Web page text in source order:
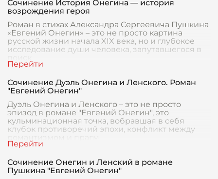
Сочинение История Онегина — история
возрождения героя
Роман в стихах Александра Сергеевича Пушкина
«Евгений Онегин» – это не просто картина
русской жизни начала XIX века, но и глубокое
исследование души человека, запутавшегося в
Сочинение Дуэль Онегина и Ленского. Роман
"Евгений Онегин"
Дуэль Онегина и Ленского – это не просто
эпизод в романе "Евгений Онегин", это
кульминационная точка, вобравшая в себя
клубок противоречий эпохи, конфликт между
Сочинение Онегин и Ленский в романе
Пушкина "Евгений Онегин"